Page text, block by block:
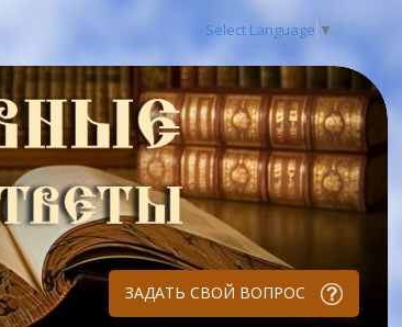
Select Language ▼
ЗАДАТЬ СВОЙ ВОПРОС